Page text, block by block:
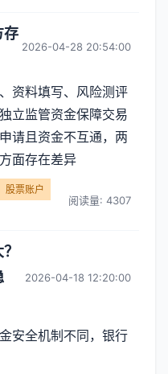
存
2026-04-28 20:54:00
资料填写、风险测评
立监管资金保障交易
请且资金不互通，两
面存在差异
股票账户
阅读量: 4307
2026-04-18 12:20:00
安全机制不同，银行